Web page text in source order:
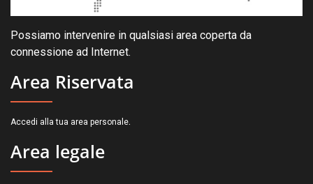
Possiamo intervenire in qualsiasi area coperta da
connessione ad Internet.
Area Riservata
Accedi alla tua area personale.
Area legale